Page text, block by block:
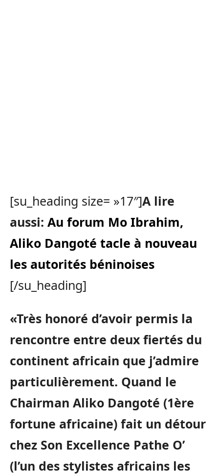
[su_heading size= »17″]A lire
aussi: Au forum Mo Ibrahim,
Aliko Dangoté tacle à nouveau
les autorités béninoises
[/su_heading]
«Très honoré d’avoir permis la
rencontre entre deux fiertés du
continent africain que j’admire
particulièrement. Quand le
Chairman Aliko Dangoté (1ère
fortune africaine) fait un détour
chez Son Excellence Pathe O’
(l’un des stylistes africains les